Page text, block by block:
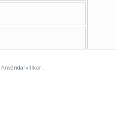
Användarvillkor .